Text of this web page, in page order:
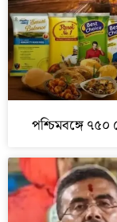
পশ্চিমবঙ্গে ৭৫০